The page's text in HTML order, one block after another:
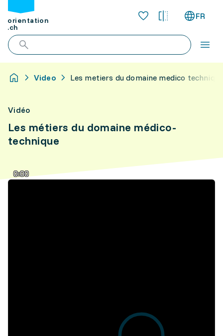
orientation
.ch
FR
Video Les metiers du domaine medico technique
Vidéo
Les métiers du domaine médico-
technique
0:00